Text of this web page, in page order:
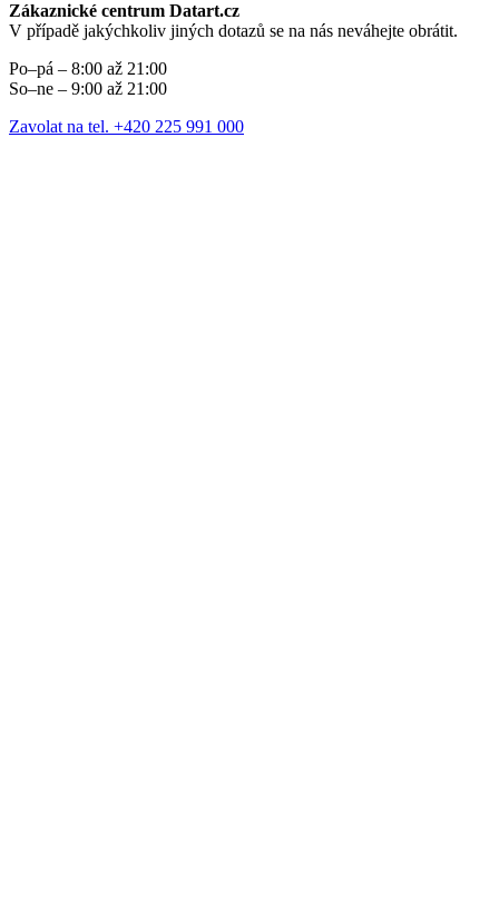
Zákaznické centrum Datart.cz
V případě jakýchkoliv jiných dotazů se na nás neváhejte obrátit.
Po–pá – 8:00 až 21:00
So–ne – 9:00 až 21:00
Zavolat na tel. +420 225 991 000